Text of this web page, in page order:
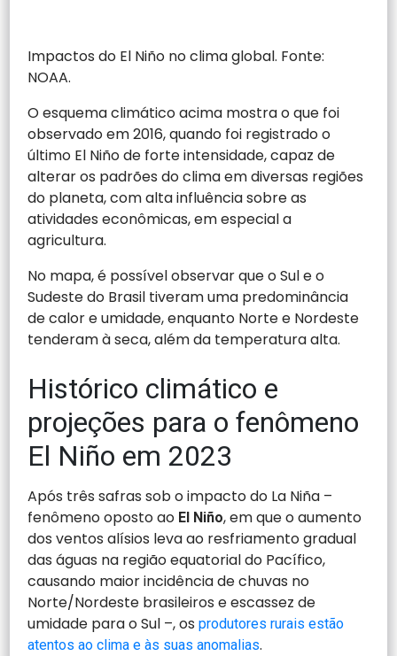
Impactos do El Niño no clima global. Fonte:
NOAA.
O esquema climático acima mostra o que foi
observado em 2016, quando foi registrado o
último El Niño de forte intensidade, capaz de
alterar os padrões do clima em diversas regiões
do planeta, com alta influência sobre as
atividades econômicas, em especial a
agricultura.
No mapa, é possível observar que o Sul e o
Sudeste do Brasil tiveram uma predominância
de calor e umidade, enquanto Norte e Nordeste
tenderam à seca, além da temperatura alta.
Histórico climático e
projeções para o fenômeno
El Niño em 2023
Após três safras sob o impacto do La Niña –
fenômeno oposto ao El Niño, em que o aumento
dos ventos alísios leva ao resfriamento gradual
das águas na região equatorial do Pacífico,
causando maior incidência de chuvas no
Norte/Nordeste brasileiros e escassez de
umidade para o Sul –, osprodutores rurais estão
atentos ao clima e às suas anomalias.